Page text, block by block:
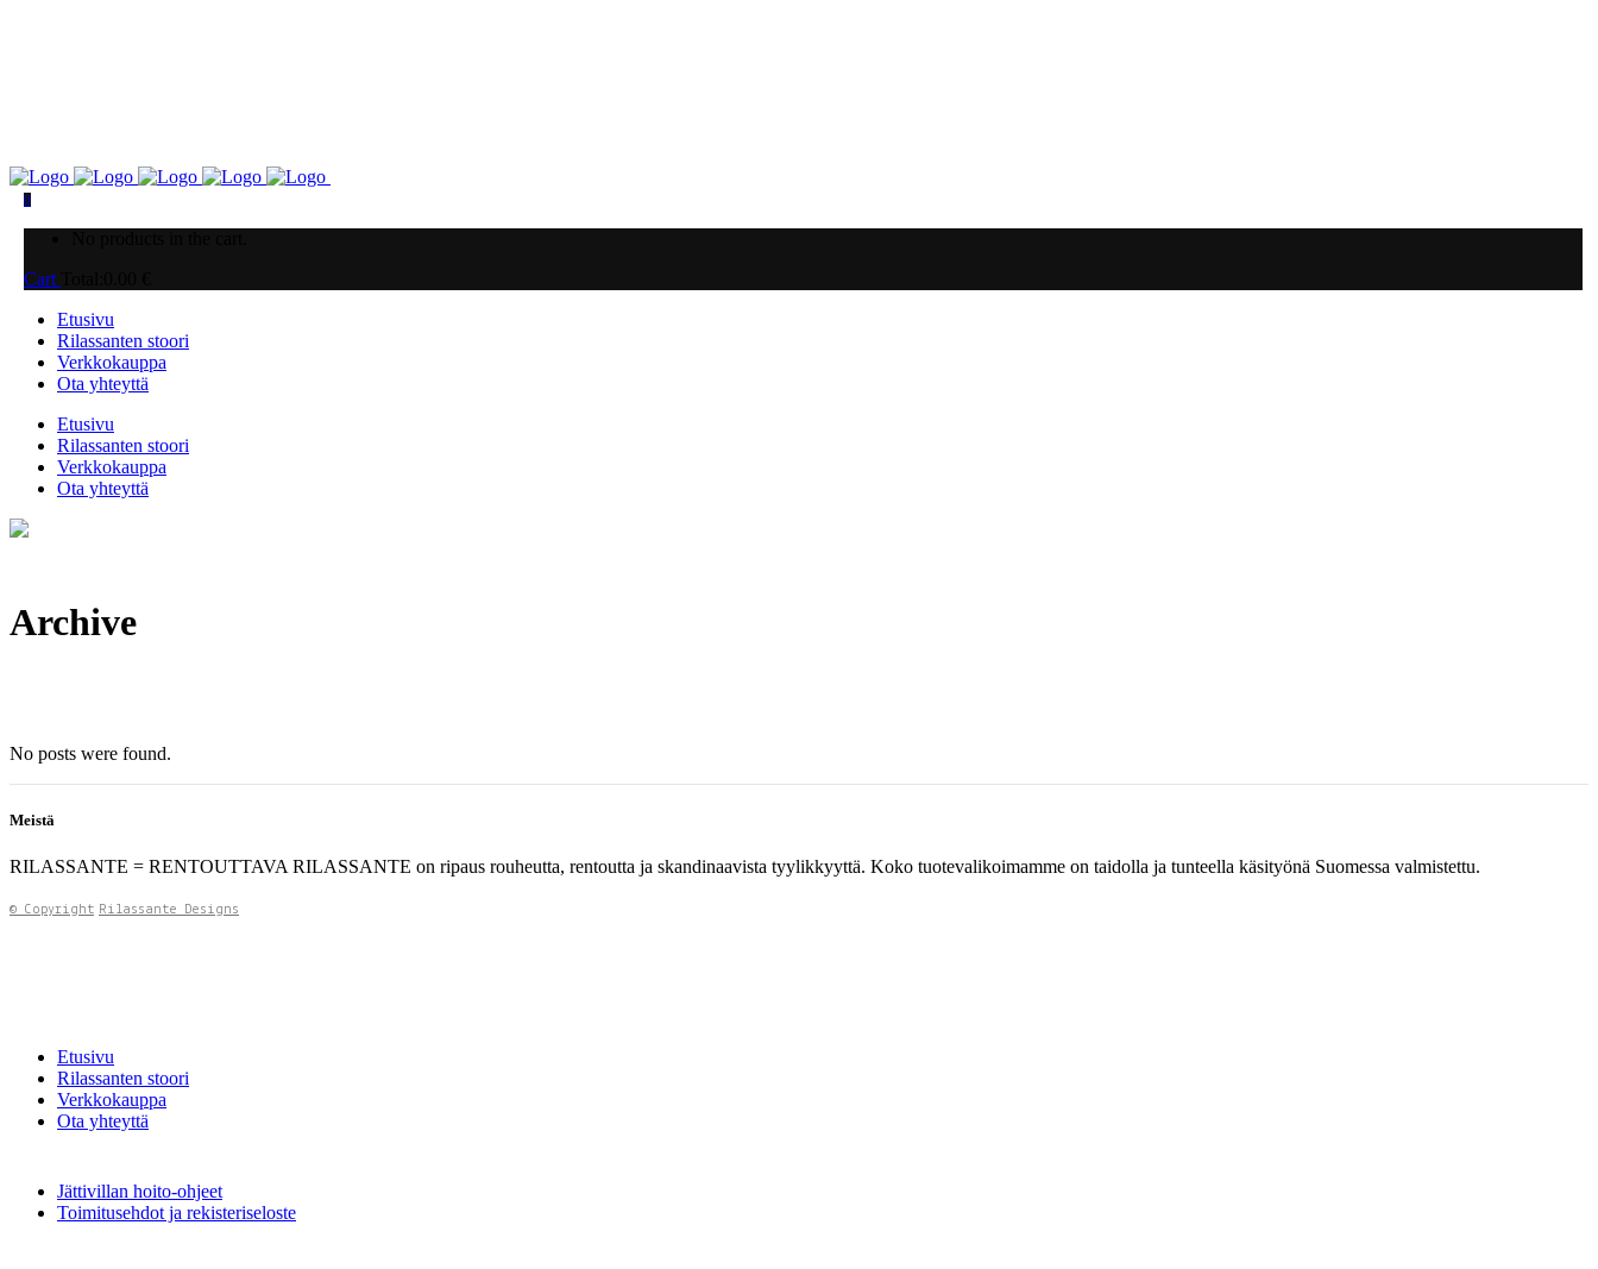
0
Cart
Etusivu
Rilassanten stoori
Verkkokauppa
Ota yhteyttä
Etusivu
Rilassanten stoori
Verkkokauppa
Ota yhteyttä
Archive
No posts were found.
Meistä
RILASSANTE = RENTOUTTAVA RILASSANTE on ripaus rouheutta, rentoutta ja skandinaavista tyylikkyyttä. Koko tuotevalikoimamme on taidolla ja tunteella käsityönä Suomessa valmistettu.
© Copyright Rilassante Designs
Etusivu
Rilassanten stoori
Verkkokauppa
Ota yhteyttä
Jättivillan hoito-ohjeet
Toimitusehdot ja rekisteriseloste